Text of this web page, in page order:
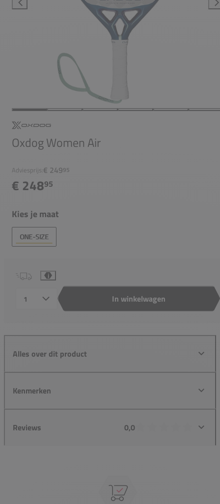
Oxdog Women Air
Adviesprijs:€ 24995
€ 24895
Kies je maat
ONE-SIZE
i
In winkelwagen
Alles over dit product
Kenmerken
Reviews 0,0